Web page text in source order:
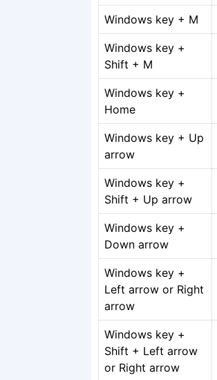
Windows key + M
Windows key +
Shift + M
Windows key +
Home
Windows key + Up
arrow
Windows key +
Shift + Up arrow
Windows key +
Down arrow
Windows key +
Left arrow or Right
arrow
Windows key +
Shift + Left arrow
or Right arrow